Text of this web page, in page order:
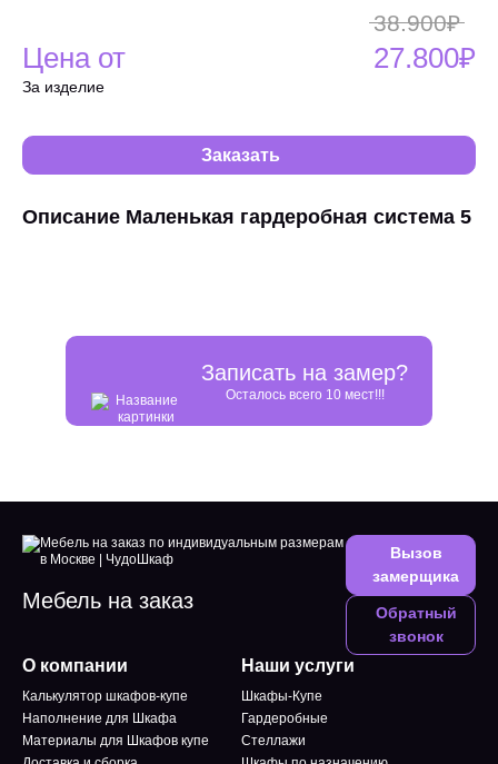
Цена от
38.900₽
27.800₽
За изделие
Заказать
Описание Маленькая гардеробная система 5
Записать на замер?
Осталось всего 10 мест!!!
Мебель на заказ
Вызов
замерщика
Обратный
звонок
О компании
Калькулятор шкафов-купе
Наполнение для Шкафа
Материалы для Шкафов купе
Наши услуги
Шкафы-Купе
Гардеробные
Стеллажи